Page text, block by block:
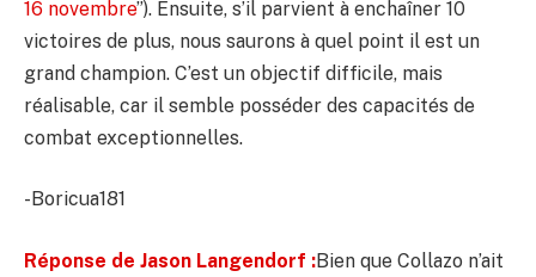
16 novembre”). Ensuite, s’il parvient à enchaîner 10
victoires de plus, nous saurons à quel point il est un
grand champion. C’est un objectif difficile, mais
réalisable, car il semble posséder des capacités de
combat exceptionnelles.
-Boricua181
Réponse de Jason Langendorf :Bien que Collazo n’ait